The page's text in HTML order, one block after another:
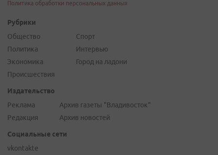
Политика обработки персональных данных
Рубрики
Общество
Политика
Экономика
Происшествия
Спорт
Интервью
Город на ладони
Издательство
Реклама
Редакция
Архив газеты "Владивосток"
Архив новостей
Социальные сети
vkontakte